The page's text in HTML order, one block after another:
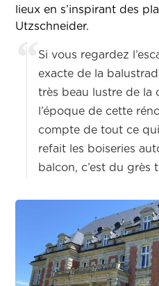
lieux en s’inspirant des
Utzschneider.
Si vous regardez
exacte de la
très beau lustre de la
l’époque de cette
compte de tout ce
refait les boiseries
balcon, c’est du grès